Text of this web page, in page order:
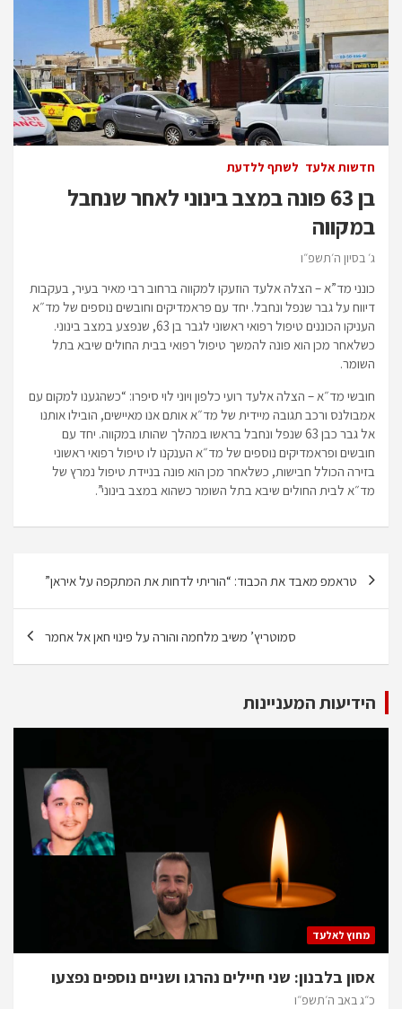
חדשות אלעד לשתף ללדעת
בן 63 פונה במצב בינוני לאחר שנחבל
במקווה
ג׳ בסיון ה׳תשפ״ו
כונני מד”א – הצלה אלעד הוזעקו למקווה ברחוב רבי מאיר בעיר, בעקבות
דיווח על גבר שנפל ונחבל. יחד עם פראמדיקים וחובשים נוספים של מד״א
העניקו הכוננים טיפול רפואי ראשוני לגבר בן 63, שנפצע במצב בינוני.
כשלאחר מכן הוא פונה להמשך טיפול רפואי בבית החולים שיבא בתל
השומר.
חובשי מד״א – הצלה אלעד רועי כלפון ויוני לוי סיפרו: “כשהגענו למקום עם
אמבולנס ורכב תגובה מיידית של מד״א אותם אנו מאיישים, הובילו אותנו
אל גבר כבן 63 שנפל ונחבל בראשו במהלך שהותו במקווה. יחד עם
חובשים ופראמדיקים נוספים של מד״א הענקנו לו טיפול רפואי ראשוני
בזירה הכולל חבישות, כשלאחר מכן הוא פונה בניידת טיפול נמרץ של
מד״א לבית החולים שיבא בתל השומר כשהוא במצב בינוני”.
טראמפ מאבד את הכבוד: “הוריתי לדחות את המתקפה על איראן”
סמוטריץ’ משיב מלחמה והורה על פינוי חאן אל אחמר
הידיעות המעניינות
מחוץ לאלעד
אסון בלבנון: שני חיילים נהרגו ושניים נוספים נפצעו
כ״ג באב ה׳תשפ״ו